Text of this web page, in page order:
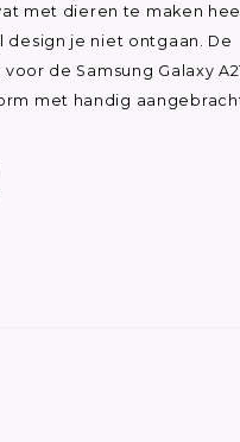
met dieren te maken
design je niet ontgaan. De
de Samsung Galaxy
met handig